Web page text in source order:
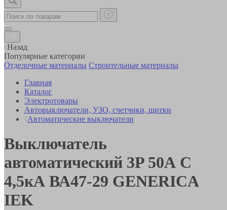
Назад
Популярные категории
Отделочные материалы Строительные материалы
Главная
Каталог
Электротовары
Автовыключатели, УЗО, счетчики, щитки
Автоматические выключатели
Выключатель
автоматический 3P 50А C
4,5кА ВА47-29 GENERICA
IEK